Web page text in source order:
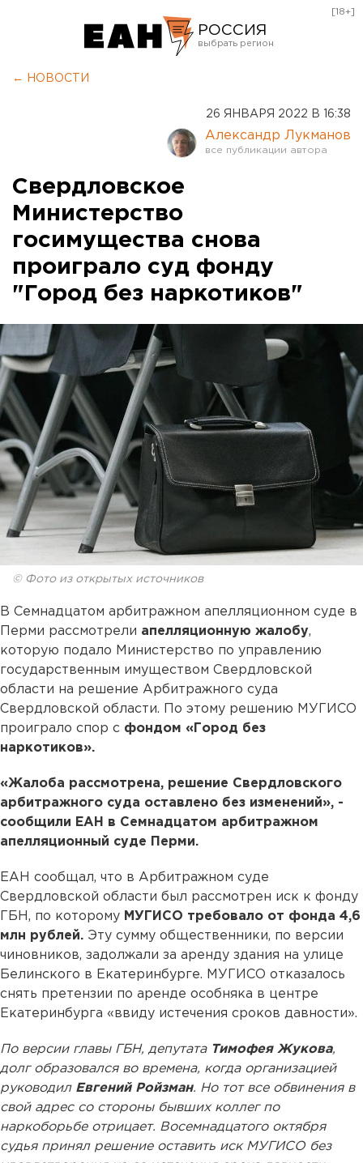
РОССИЯ
Оренбург
[18+]
← НОВОСТИ
26 ЯНВАРЯ 2022 В 16:38
Александр Лукманов
Свердловское
Министерство
госимущества снова
проиграло суд фонду
"Город без наркотиков"
© Фото из открытых источников
В Семнадцатом арбитражном апелляционном суде в
Перми рассмотрели апелляционную жалобу,
которую подало Министерство по управлению
государственным имуществом Свердловской
области на решение Арбитражного суда
Свердловской области. По этому решению МУГИСО
проиграло спор с фондом «Город без
наркотиков».
«Жалоба рассмотрена, решение Свердловского
арбитражного суда оставлено без изменений», -
сообщили ЕАН в Семнадцатом арбитражном
апелляционный суде Перми.
ЕАН сообщал, что в Арбитражном суде
Свердловской области был рассмотрен иск к фонду
ГБН, по которому МУГИСО требовало от фонда 4,6
млн рублей. Эту сумму общественники, по версии
чиновников, задолжали за аренду здания на улице
Белинского в Екатеринбурге. МУГИСО отказалось
снять претензии по аренде особняка в центре
Екатеринбурга «ввиду истечения сроков давности».
По версии главы ГБН, депутата Тимофея Жукова,
долг образовался во времена, когда организацией
руководил Евгений Ройзман. Но тот все обвинения в
свой адрес со стороны бывших коллег по
наркоборьбе отрицает. Восемнадцатого октября
судья принял решение оставить иск МУГИСО без